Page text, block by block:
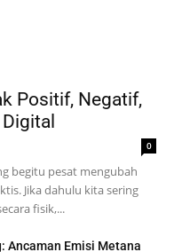
Positif, Negatif,
0
begitu pesat mengubah
Jika dahulu kita sering
fisik,...
Ancaman Emisi Metana